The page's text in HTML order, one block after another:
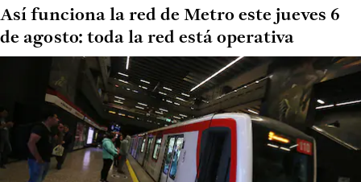
Así funciona la red de Metro este jueves 6
de agosto: toda la red está operativa